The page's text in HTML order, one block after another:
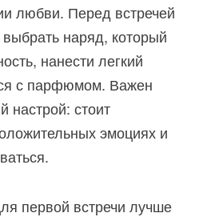
любви. Перед встречей
наряд, который
нанести легкий
с парфюмом. Важен
настрой: стоит
эмоциях и
первой встречи лучше